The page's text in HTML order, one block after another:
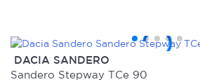
DACIA SANDERO
Sandero Stepway TCe 90